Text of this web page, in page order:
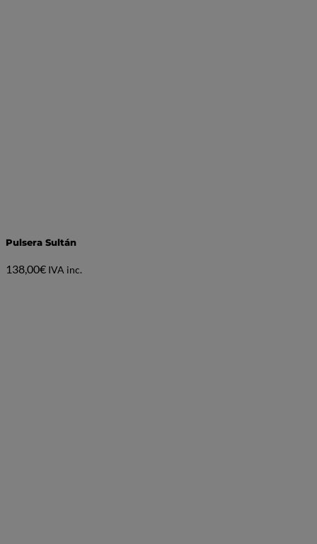
Pulsera Sultán
138,00€ IVA inc.